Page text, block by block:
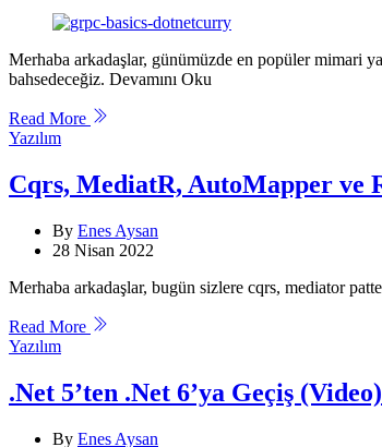
Merhaba arkadaşlar, günümüzde en popüler mimari
bahsedeceğiz. Devamını Oku
Read More
Categories
Yazılım
Cqrs, MediatR, AutoMapper ve
By Enes Aysan
28 Nisan 2022
Merhaba arkadaşlar, bugün sizlere cqrs, mediator
Read More
Categories
Yazılım
.Net 5’ten .Net 6’ya Geçiş (Video)
By Enes Aysan